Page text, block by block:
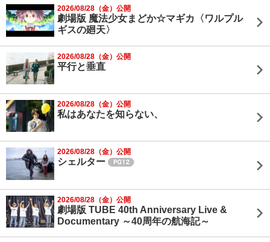
2026/08/28（金）公開
劇場版 魔法少女まどか☆マギカ〈ワルプル
ギスの廻天〉
2026/08/28（金）公開
平行と垂直
2026/08/28（金）公開
私はあなたを知らない、
2026/08/28（金）公開
シェルター
2026/08/28（金）公開
劇場版 TUBE 40th Anniversary Live &
Documentary ～40周年の航海記～